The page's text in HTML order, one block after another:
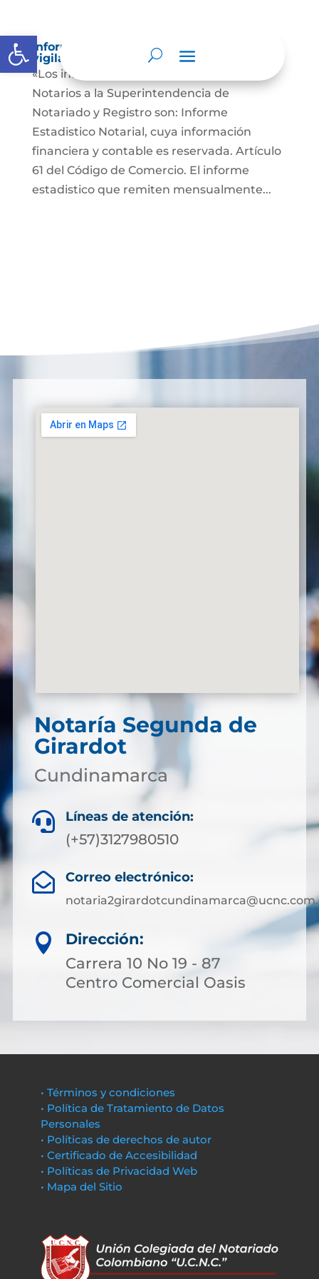
Abrir barra de herramientas
Informes a organismos de inspección,
vigilancia y control
«Los informes que presentan los Señores
Notarios a la Superintendencia de
Notariado y Registro son: Informe
Estadistico Notarial, cuya información
financiera y contable es reservada. Artículo
61 del Código de Comercio. El informe
estadistico que remiten mensualmente...
Notaría Segunda de
Girardot
Cundinamarca
 Líneas de atención:
(+57)3127980510
 Correo electrónico:

Dirección:
Carrera 10 No 19 - 87
Centro Comercial Oasis
• Términos y condiciones
• Política de Tratamiento de Datos
Personales
• Políticas de derechos de autor
• Certificado de Accesibilidad
• Políticas de Privacidad Web
• Mapa del Sitio